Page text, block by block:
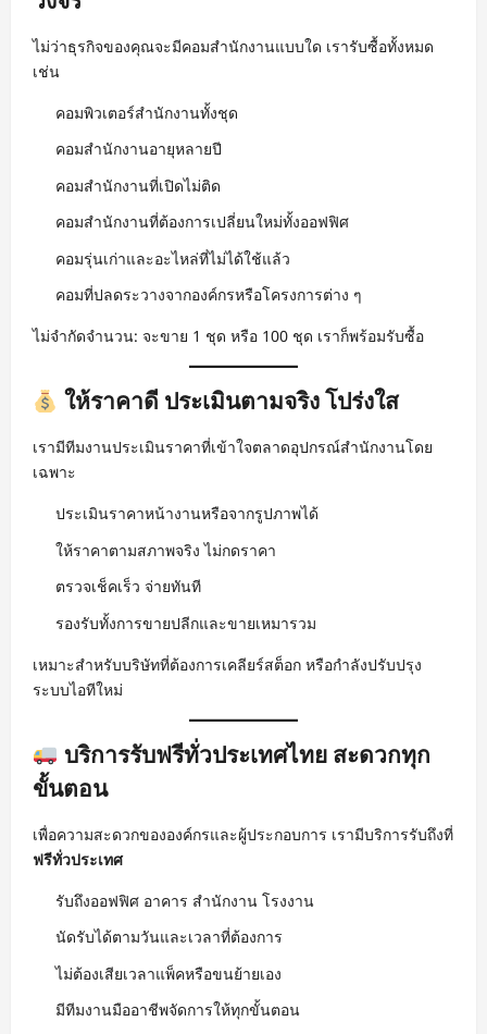
ไม่ว่าธุรกิจของคุณจะมีคอมสำนักงานแบบใด เรารับซื้อทั้งหมด
เช่น
คอมพิวเตอร์สำนักงานทั้งชุด
คอมสำนักงานอายุหลายปี
คอมสำนักงานที่เปิดไม่ติด
คอมสำนักงานที่ต้องการเปลี่ยนใหม่ทั้งออฟฟิศ
คอมรุ่นเก่าและอะไหล่ที่ไม่ได้ใช้แล้ว
คอมที่ปลดระวางจากองค์กรหรือโครงการต่าง ๆ
ไม่จำกัดจำนวน: จะขาย 1 ชุด หรือ 100 ชุด เราก็พร้อมรับซื้อ
ให้ราคาดี ประเมินตามจริง โปร่งใส
เรามีทีมงานประเมินราคาที่เข้าใจตลาดอุปกรณ์สำนักงานโดย
เฉพาะ
ประเมินราคาหน้างานหรือจากรูปภาพได้
ให้ราคาตามสภาพจริง ไม่กดราคา
ตรวจเช็คเร็ว จ่ายทันที
รองรับทั้งการขายปลีกและขายเหมารวม
เหมาะสำหรับบริษัทที่ต้องการเคลียร์สต็อก หรือกำลังปรับปรุง
ระบบไอทีใหม่
บริการรับฟรีทั่วประเทศไทย สะดวกทุก
ขั้นตอน
เพื่อความสะดวกขององค์กรและผู้ประกอบการ เรามีบริการรับถึงที่
ฟรีทั่วประเทศ
รับถึงออฟฟิศ อาคาร สำนักงาน โรงงาน
นัดรับได้ตามวันและเวลาที่ต้องการ
ไม่ต้องเสียเวลาแพ็คหรือขนย้ายเอง
มีทีมงานมืออาชีพจัดการให้ทุกขั้นตอน